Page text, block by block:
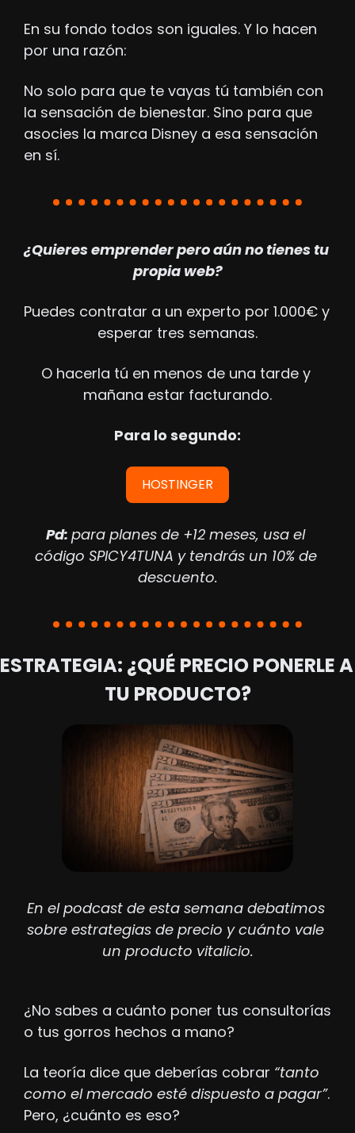
En su fondo todos son iguales. Y lo hacen
por una razón:
No solo para que te vayas tú también con
la sensación de bienestar. Sino para que
asocies la marca Disney a esa sensación
en sí.
¿Quieres emprender pero aún no tienes tu
propia web?
Puedes contratar a un experto por 1.000€ y
esperar tres semanas.
O hacerla tú en menos de una tarde y
mañana estar facturando.
Para lo segundo:
HOSTINGER
Pd: para planes de +12 meses, usa el
código SPICY4TUNA y tendrás un 10% de
descuento.
ESTRATEGIA: ¿QUÉ PRECIO PONERLE A
TU PRODUCTO?
En el podcast de esta semana debatimos
sobre estrategias de precio y cuánto vale
un producto vitalicio.
¿No sabes a cuánto poner tus consultorías
o tus gorros hechos a mano?
La teoría dice que deberías cobrar “tanto
como el mercado esté dispuesto a pagar”.
Pero, ¿cuánto es eso?